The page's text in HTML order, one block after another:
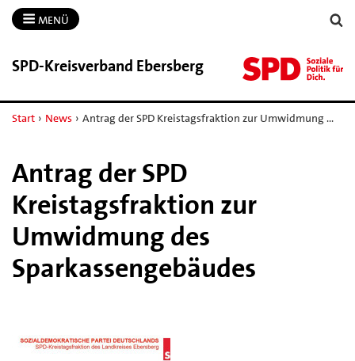
MENÜ
SPD-​Kreisverband Ebersberg
Start › News › Antrag der SPD Kreistagsfraktion zur Umwidmung …
Antrag der SPD
Kreistagsfraktion zur
Umwidmung des
Sparkassengebäudes